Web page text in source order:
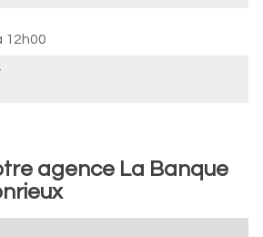
12h00
agence La Banque